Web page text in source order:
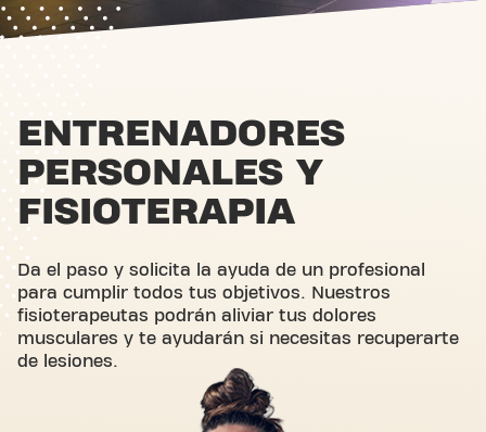
ENTRENADORES
PERSONALES Y
FISIOTERAPIA
Da el paso y solicita la ayuda de un profesional
para cumplir todos tus objetivos. Nuestros
fisioterapeutas podrán aliviar tus dolores
musculares y te ayudarán si necesitas recuperarte
de lesiones.